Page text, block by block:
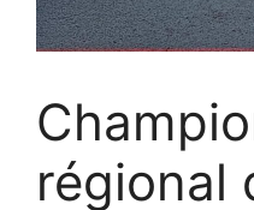
régional